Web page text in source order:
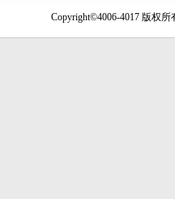
Copyright©4006-4017 版权